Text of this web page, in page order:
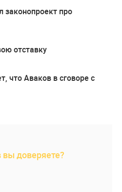
законопроект про
отставку
что Аваков в сговоре с
доверяете?